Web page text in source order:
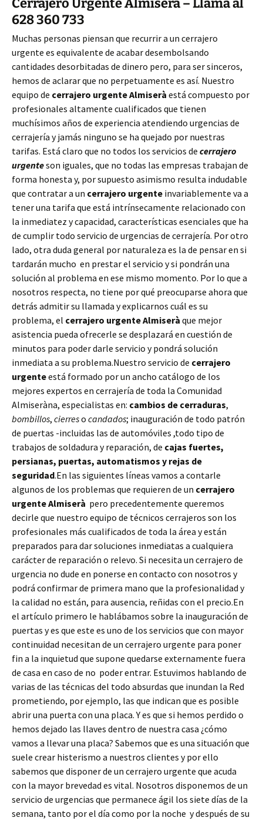
Cerrajero Urgente Almiserà – Llama al
628 360 733
Muchas personas piensan que recurrir a un cerrajero
urgente es equivalente de acabar desembolsando
cantidades desorbitadas de dinero pero, para ser sinceros,
hemos de aclarar que no perpetuamente es así. Nuestro
equipo de cerrajero urgente Almiserà está compuesto por
profesionales altamente cualificados que tienen
muchísimos años de experiencia atendiendo urgencias de
cerrajería y jamás ninguno se ha quejado por nuestras
tarifas. Está claro que no todos los servicios de cerrajero
urgenteson iguales, que no todas las empresas trabajan de
forma honesta y, por supuesto asimismo resulta indudable
que contratar a un cerrajero urgente invariablemente va a
tener una tarifa que está intrínsecamente relacionado con
la inmediatez y capacidad, características esenciales que ha
de cumplir todo servicio de urgencias de cerrajería. Por otro
lado, otra duda general por naturaleza es la de pensar en si
tardarán mucho en prestar el servicio y si pondrán una
solución al problema en ese mismo momento. Por lo que a
nosotros respecta, no tiene por qué preocuparse ahora que
detrás admitir su llamada y explicarnos cuál es su
problema, el cerrajero urgente Almiserà que mejor
asistencia pueda ofrecerle se desplazará en cuestión de
minutos para poder darle servicio y pondrá solución
inmediata a su problema.Nuestro servicio de cerrajero
urgenteestá formado por un ancho catálogo de los
mejores expertos en cerrajería de toda la Comunidad
Almiseràna, especialistas en: cambios de cerraduras,
bombillos, cierreso candados; inauguración de todo patrón
de puertas -incluidas las de automóviles ,todo tipo de
trabajos de soldadura y reparación, de cajas fuertes,
persianas, puertas, automatismos y rejas de
seguridad.En las siguientes líneas vamos a contarle
algunos de los problemas que requieren de un cerrajero
urgente Almiserà pero precedentemente queremos
decirle que nuestro equipo de técnicos cerrajeros son los
profesionales más cualificados de toda la área y están
preparados para dar soluciones inmediatas a cualquiera
carácter de reparación o relevo. Si necesita un cerrajero de
urgencia no dude en ponerse en contacto con nosotros y
podrá confirmar de primera mano que la profesionalidad y
la calidad no están, para ausencia, reñidas con el precio.En
el artículo primero le hablábamos sobre la inauguración de
puertas y es que este es uno de los servicios que con mayor
continuidad necesitan de un cerrajero urgente para poner
fin a la inquietud que supone quedarse externamente fuera
de casa en caso de no poder entrar. Estuvimos hablando de
varias de las técnicas del todo absurdas que inundan la Red
prometiendo, por ejemplo, las que indican que es posible
abrir una puerta con una placa. Y es que si hemos perdido o
hemos dejado las llaves dentro de nuestra casa ¿cómo
vamos a llevar una placa? Sabemos que es una situación que
suele crear histerismo a nuestros clientes y por ello
sabemos que disponer de un cerrajero urgente que acuda
con la mayor brevedad es vital. Nosotros disponemos de un
servicio de urgencias que permanece ágil los siete días de la
semana, tanto por el día como por la noche y después de su